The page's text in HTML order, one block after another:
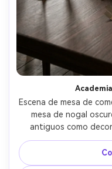
Escena de mesa de
mesa de nogal
antiguos como
cristalería ahumada,
85mm f/1.4, tono